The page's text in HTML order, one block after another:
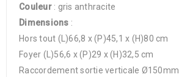
Couleur : gris anthracite
Dimensions :
Hors tout (L)66,8 x (P)45,1 x (H)80 cm
Foyer (L)56,6 x (P)29 x (H)32,5 cm
Raccordement sortie verticale Ø150mm